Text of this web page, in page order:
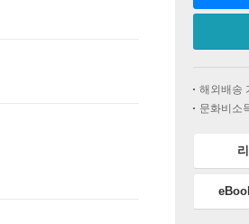
해외배송
문화비소